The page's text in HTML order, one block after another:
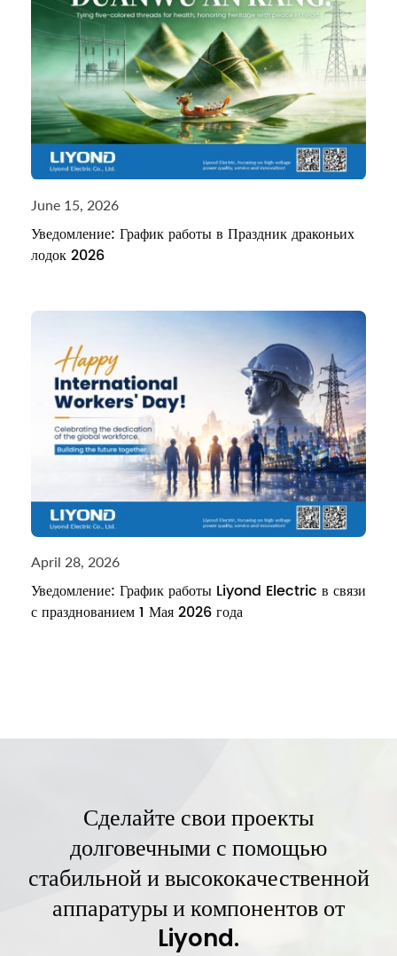
June 15, 2026
Уведомление: График работы в Праздник драконьих
лодок 2026
April 28, 2026
Уведомление: График работы Liyond Electric в связи
с празднованием 1 Мая 2026 года
Сделайте свои проекты
долговечными с помощью
стабильной и высококачественной
аппаратуры и компонентов от
Liyond.